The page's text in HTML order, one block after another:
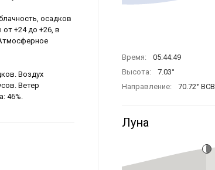
осадков
+24 до +26, в
Воздух
Ветер
46%.
Время:
05:44:49
Высота:
7.03°
Направление:
70.72° ВСВ
Луна